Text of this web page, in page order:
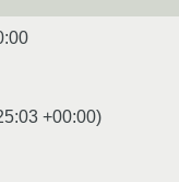
+00:00)